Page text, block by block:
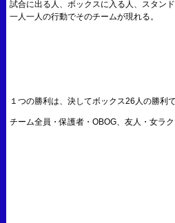
試合に出る人、ボックスに入る人、スタン
一人一人の行動でそのチームが現れる。
１つの勝利は、決してボックス26人の勝利で
チーム全員・保護者・OBOG、友人・女ラク